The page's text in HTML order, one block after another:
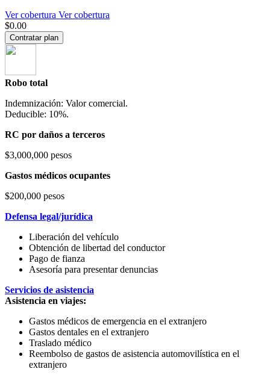
Ver cobertura Ver cobertura
$0.00
Contratar plan
Robo total
Indemnización: Valor comercial.
Deducible: 10%.
RC por daños a terceros
$3,000,000 pesos
Gastos médicos ocupantes
$200,000 pesos
Defensa legal/jurídica
Liberación del vehículo
Obtención de libertad del conductor
Pago de fianza
Asesoría para presentar denuncias
Servicios de asistencia
Asistencia en viajes:
Gastos médicos de emergencia en el extranjero
Gastos dentales en el extranjero
Traslado médico
Reembolso de gastos de asistencia automovilística en el
extranjero